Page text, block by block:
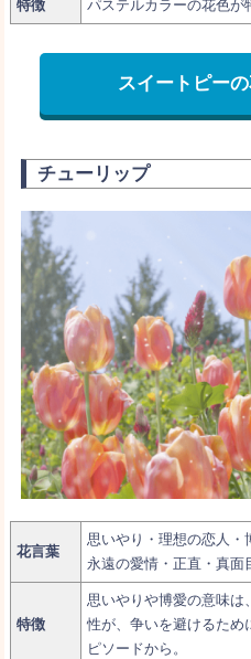
特徴 パステルカラーの花色が
スイートピー
チューリップ
花言葉
思いやり・理想の恋人・
永遠の愛情・正直・真面
特徴
思いやりや博愛の意味は
性が、争いを避けるため
ピソードから。